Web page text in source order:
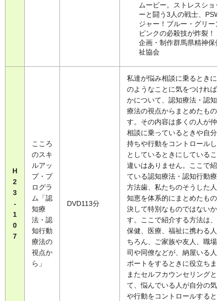
ムービー。ストレスショ
ーと闘う3人の戦士、
ジャー！ブルー・グリー
ピンクの必殺技が炸裂！
企画・制作群馬県精神保
祉協会
H
2
3
-
1
0
7
こころ
のスキ
ルアッ
プ・プ
ログラ
ム「認
知療
法・認
知行動
療法の
視点か
ら」
DVD113分
私達が悩み相談に乗るときに
のようなことに気をつければ
かについて、認知療法・認知
療法の視点からまとめたもの
す。その内容は多くの人が仲
相談に乗っているときや自分
持ちや行動をコントロールし
としているときにしているこ
違いはありません。ここで紹
ている認知療法・認知行動療
方法歯、私たちのそうした人
知恵を体系的にまとめたもの
決して特別なものではないか
す。ここで紹介する方法は、
保健、医療、福祉に携わる人
ちろん、ご家族や友人、職場
司や同僚などが、納屋いる人
ポートをするときに役立ちま
またセルフカウンセリングと
て、悩んでいる人が自分の気
や行動をコントロールすると